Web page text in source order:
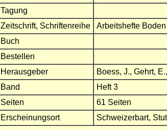
Tagung
Zeitschrift, Schriftenreihe
Arbeitshefte Boden
Buch
Bestellen
Herausgeber
Boess, J., Gehrt,
Band
Heft 3
Seiten
61 Seiten
Erscheinungsort
Schweizerbart,